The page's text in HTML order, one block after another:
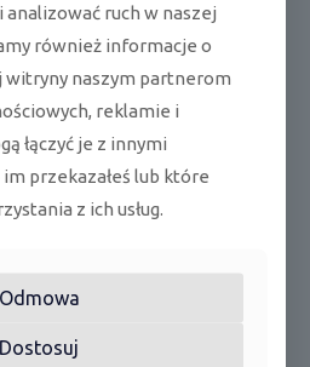
Opcjonalnie (SWC-02C
lub SWC-04C)
Opcjonalnie (SBG-01)
analizować ruch w naszej
również informacje o
witryny naszym partnerom
reklamie i
łączyć je z innymi
przekazałeś lub które
z ich usług.
Odmowa
Dostosuj